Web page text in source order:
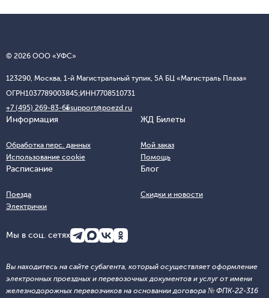
© 2026 ООО «УФС»
123290, Москва, 1-й Магистральный тупик, 5А БЦ «Магистраль Плаза»
ОГРН1037789003845;ИНН7708510731
+7 (495) 269-83-65support@poezd.ru
Информация
Обработка перс. данных
Использование cookie
ЖД Билеты
Мой заказ
Помощь
Расписание
Поезда
Электрички
Блог
Скидки и новости
Мы в соц. сетях
Вы находитесь на сайте субагента, который осуществляет оформление
электронных проездных и перевозочных документов и услуг от имени
железнодорожных перевозчиков на основании договора № ФПК-22-316